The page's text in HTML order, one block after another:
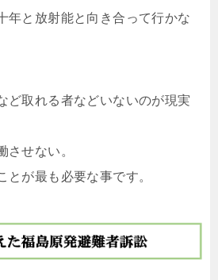
年と放射能と向き合って行かな
ど取れる者などいないのが現実
させない。
とが最も必要な事です。